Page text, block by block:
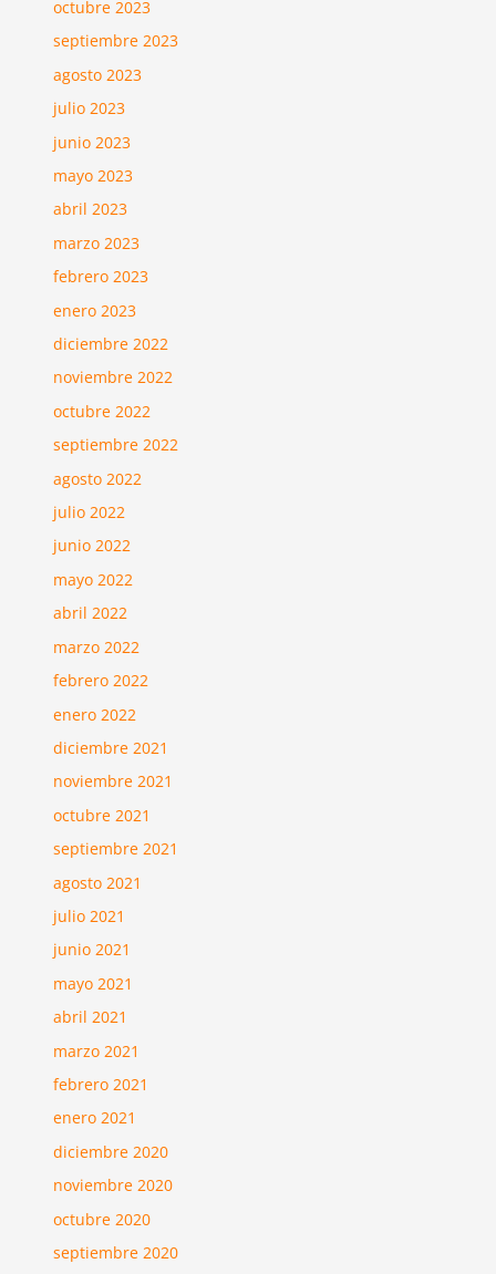
octubre 2023
septiembre 2023
agosto 2023
julio 2023
junio 2023
mayo 2023
abril 2023
marzo 2023
febrero 2023
enero 2023
diciembre 2022
noviembre 2022
octubre 2022
septiembre 2022
agosto 2022
julio 2022
junio 2022
mayo 2022
abril 2022
marzo 2022
febrero 2022
enero 2022
diciembre 2021
noviembre 2021
octubre 2021
septiembre 2021
agosto 2021
julio 2021
junio 2021
mayo 2021
abril 2021
marzo 2021
febrero 2021
enero 2021
diciembre 2020
noviembre 2020
octubre 2020
septiembre 2020